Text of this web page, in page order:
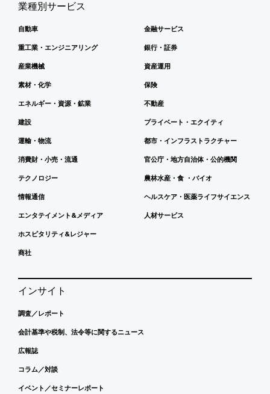
業種別サービス
自動車
重工業・エンジニアリング
産業機械
素材・化学
エネルギー・資源・鉱業
建設
運輸・物流
消費財・小売・流通
テクノロジー
情報通信
エンタテイメント&メディア
ホスピタリティ&レジャー
商社
金融サービス
銀行・証券
資産運用
保険
不動産
プライベート・エクイティ
都市・インフラストラクチャー
官公庁・地方自治体・公的機関
農林水産・食 ・バイオ
ヘルスケア・医薬ライフサイエンス
人材サービス
インサイト
調査／レポート
会計基準や税制、法令等に関するニュース
広報誌
コラム／対談
イベント／セミナーレポート